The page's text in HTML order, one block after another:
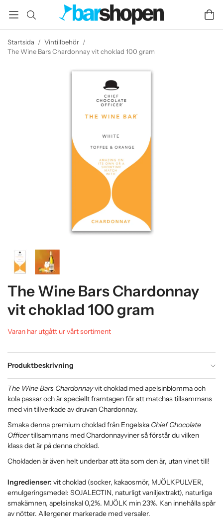
Startsida / Vintillbehör /
The Wine Bars Chardonnay vit choklad 100 gram
The Wine Bars Chardonnay
vit choklad 100 gram
Varan har utgått ur vårt sortiment
Produktbeskrivning
The Wine Bars Chardonnayvit choklad med apelsinblomma och
kola passar och är speciellt framtagen för att matchas tillsammans
med vin tillverkade av druvan Chardonnay.
Smaka denna premium choklad från Engelska Chief Chocolate
Officertillsammans med Chardonnayviner så förstår du vilken
klass det är på denna choklad.
Chokladen är även helt underbar att äta som den är, utan vinet till!
Ingredienser: vit choklad (socker, kakaosmör, MJÖLKPULVER,
emulgeringsmedel: SOJALECTIN, naturligt vaniljextrakt), naturliga
smakämnen, apelsinskal 0,2%. MJÖLK min 23%. Kan innehålla spår
av nötter. Allergener markerade med versaler.